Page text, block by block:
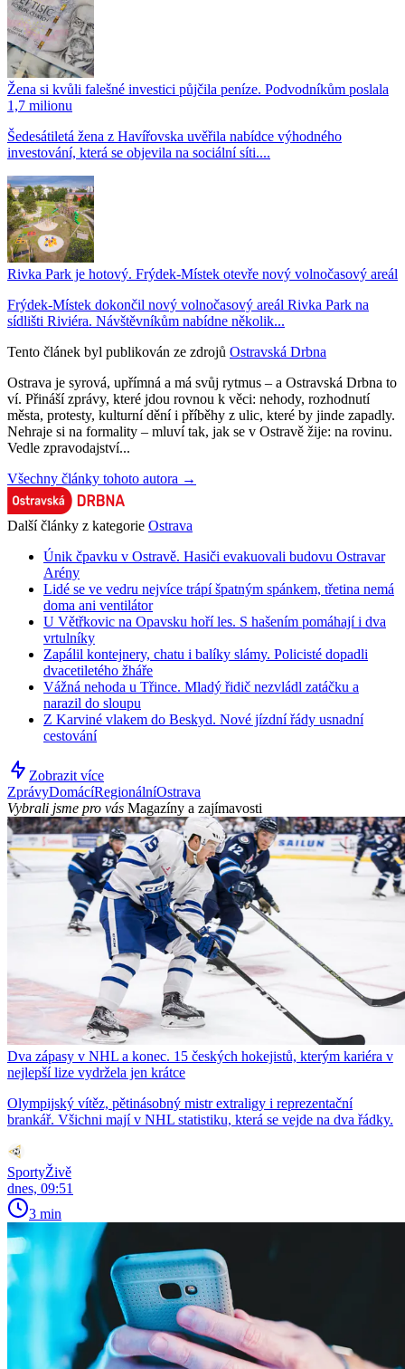
Žena si kvůli falešné investici půjčila peníze. Podvodníkům poslala
1,7 milionu
Šedesátiletá žena z Havířovska uvěřila nabídce výhodného
investování, která se objevila na sociální síti....
Rivka Park je hotový. Frýdek-Místek otevře nový volnočasový areál
Frýdek-Místek dokončil nový volnočasový areál Rivka Park na
sídlišti Riviéra. Návštěvníkům nabídne několik...
Tento článek byl publikován ze zdrojů Ostravská Drbna
Ostrava je syrová, upřímná a má svůj rytmus – a Ostravská Drbna to
ví. Přináší zprávy, které jdou rovnou k věci: nehody, rozhodnutí
města, protesty, kulturní dění i příběhy z ulic, které by jinde zapadly.
Nehraje si na formality – mluví tak, jak se v Ostravě žije: na rovinu.
Vedle zpravodajství...
Všechny články tohoto autora →
Další články z kategorie Ostrava
Únik čpavku v Ostravě. Hasiči evakuovali budovu Ostravar
Arény
Lidé se ve vedru nejvíce trápí špatným spánkem, třetina nemá
doma ani ventilátor
U Větřkovic na Opavsku hoří les. S hašením pomáhají i dva
vrtulníky
Zapálil kontejnery, chatu i balíky slámy. Policisté dopadli
dvacetiletého žháře
Vážná nehoda u Třince. Mladý řidič nezvládl zatáčku a
narazil do sloupu
Z Karviné vlakem do Beskyd. Nové jízdní řády usnadní
cestování
Zobrazit více
ZprávyDomácíRegionálníOstrava
Vybrali jsme pro vás Magazíny a zajímavosti
Dva zápasy v NHL a konec. 15 českých hokejistů, kterým kariéra v
nejlepší lize vydržela jen krátce
Olympijský vítěz, pětinásobný mistr extraligy i reprezentační
brankář. Všichni mají v NHL statistiku, která se vejde na dva řádky.
SportyŽivě
dnes, 09:51
3 min